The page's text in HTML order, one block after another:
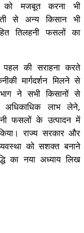
को मजबूत करना भी
से अन्य किसान भी
तिलहनी फसलों का
की सराहना करते
मार्गदर्शन मिलने से
ने सभी किसानों से
लाभ लेने,
फसलों के उत्पादन में
राज्य सरकार और
को सशक्त बनाने
का नया अध्याय लिख